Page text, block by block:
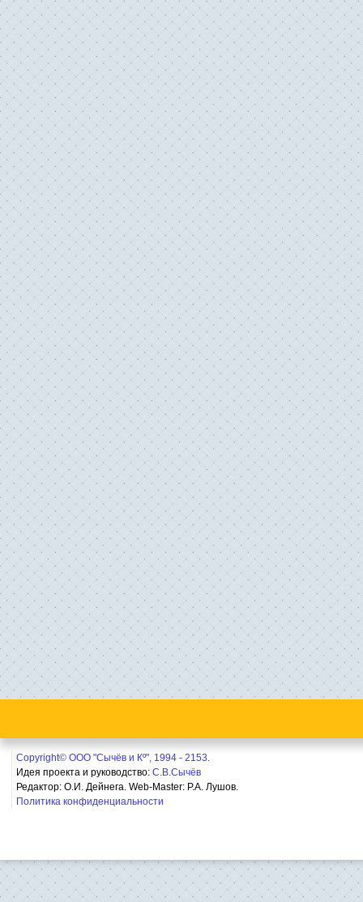
Copyright© ООО "Сычёв и Кº", 1994 - 2153.
Идея проекта и руководство: С.В.Сычёв
Редактор: О.И. Дейнега. Web-Master: Р.А. Лушов.
Политика конфиденциальности